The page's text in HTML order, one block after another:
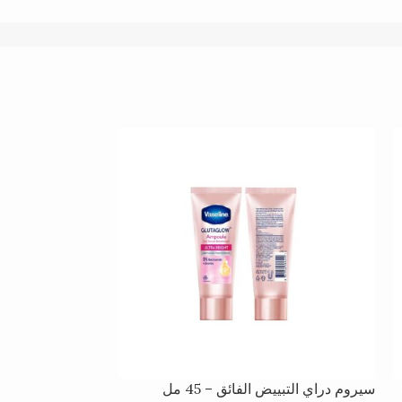
سيروم دراي التبييض الفائق – 45 مل